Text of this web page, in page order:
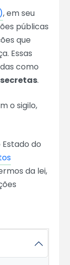
, em seu
públicas
que
Essas
como
.
o sigilo,
do
da lei,